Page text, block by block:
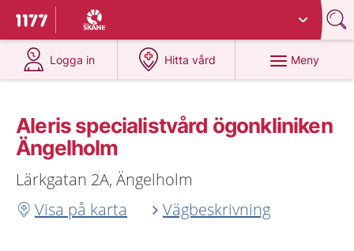
Till startsidan för 1177
Du har valt region
Logga in
på 1177.se
Hitta vård
på 1177.se
Meny
Aleris specialistvård ögonkliniken
Ängelholm
Lärkgatan 2A, Ängelholm
Visa på karta
Vägbeskrivning